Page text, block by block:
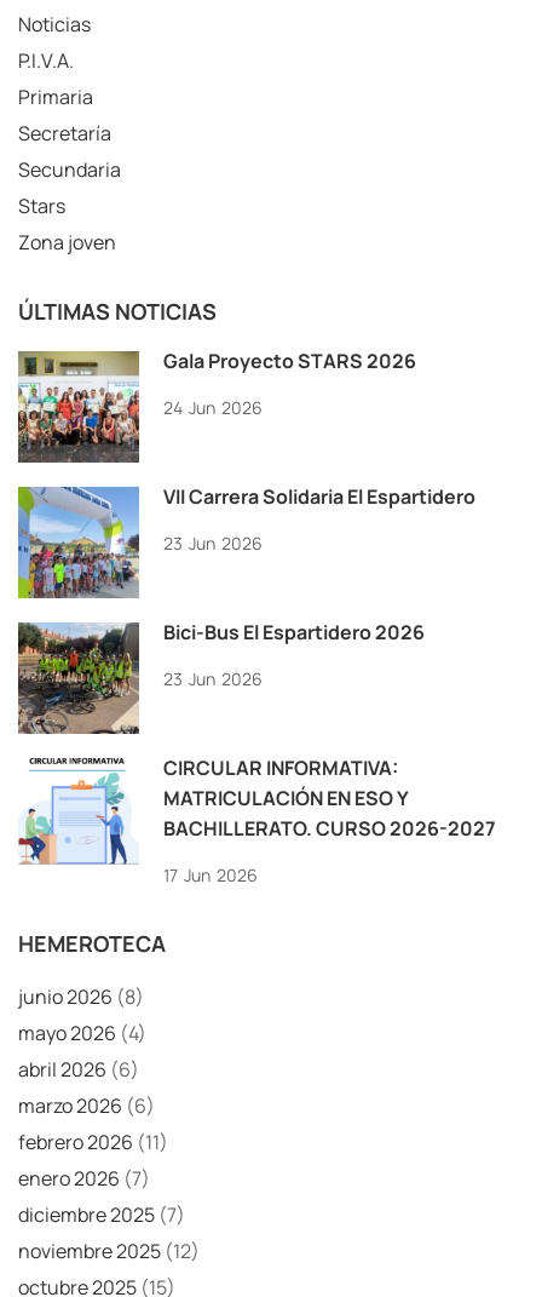
Noticias
P.I.V.A.
Primaria
Secretaría
Secundaria
Stars
Zona joven
ÚLTIMAS NOTICIAS
Gala Proyecto STARS 2026
24 Jun 2026
VII Carrera Solidaria El Espartidero
23 Jun 2026
Bici-Bus El Espartidero 2026
23 Jun 2026
CIRCULAR INFORMATIVA:
MATRICULACIÓN EN ESO Y
BACHILLERATO. CURSO 2026-2027
17 Jun 2026
HEMEROTECA
junio 2026 (8)
mayo 2026 (4)
abril 2026 (6)
marzo 2026 (6)
febrero 2026 (11)
enero 2026 (7)
diciembre 2025 (7)
noviembre 2025 (12)
octubre 2025 (15)